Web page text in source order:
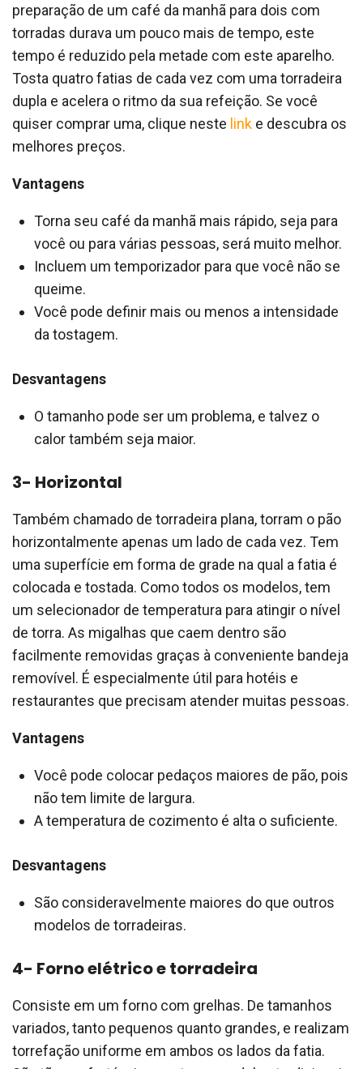
preparação de um café da manhã para dois com
torradas durava um pouco mais de tempo, este
tempo é reduzido pela metade com este aparelho.
Tosta quatro fatias de cada vez com uma torradeira
dupla e acelera o ritmo da sua refeição. Se você
quiser comprar uma, clique neste link e descubra os
melhores preços.
Vantagens
Torna seu café da manhã mais rápido, seja para
você ou para várias pessoas, será muito melhor.
Incluem um temporizador para que você não se
queime.
Você pode definir mais ou menos a intensidade
da tostagem.
Desvantagens
O tamanho pode ser um problema, e talvez o
calor também seja maior.
3- Horizontal
Também chamado de torradeira plana, torram o pão
horizontalmente apenas um lado de cada vez. Tem
uma superfície em forma de grade na qual a fatia é
colocada e tostada. Como todos os modelos, tem
um selecionador de temperatura para atingir o nível
de torra. As migalhas que caem dentro são
facilmente removidas graças à conveniente bandeja
removível. É especialmente útil para hotéis e
restaurantes que precisam atender muitas pessoas.
Vantagens
Você pode colocar pedaços maiores de pão, pois
não tem limite de largura.
A temperatura de cozimento é alta o suficiente.
Desvantagens
São consideravelmente maiores do que outros
modelos de torradeiras.
4- Forno elétrico e torradeira
Consiste em um forno com grelhas. De tamanhos
variados, tanto pequenos quanto grandes, e realizam
torrefação uniforme em ambos os lados da fatia.